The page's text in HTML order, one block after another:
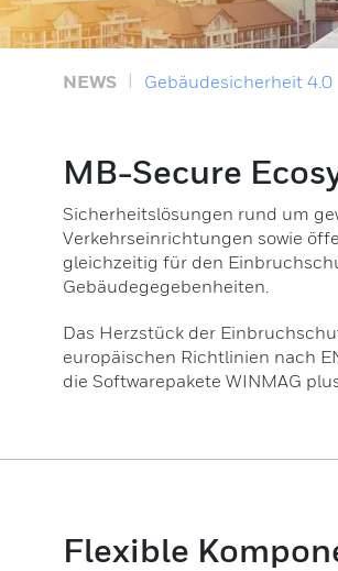
NEWS Gebäudesicherheit 4.0
MB-Secure
Sicherheitslösungen rund um
Verkehrseinrichtungen sowie
gleichzeitig für den
Gebäudegegebenheiten.
Das Herzstück der
europäischen Richtlinien nach
die Softwarepakete WINMAG
Flexible